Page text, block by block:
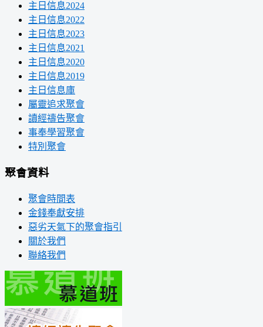
主日信息2024
主日信息2022
主日信息2023
主日信息2021
主日信息2020
主日信息2019
主日信息庫
屬靈追求聚會
讀經禱告聚會
事奉學習聚會
特別聚會
聚會資料
聚會時間表
金錢奉獻安排
惡劣天氣下的聚會指引
關於我們
聯絡我們